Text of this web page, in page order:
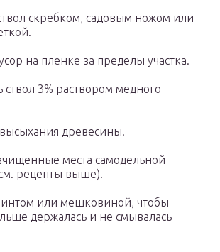
скребком, садовым ножом или
на пленке за пределы участка.
ствол 3% раствором медного
древесины.
места самодельной
рецепты выше).
или мешковиной, чтобы
держалась и не смывалась